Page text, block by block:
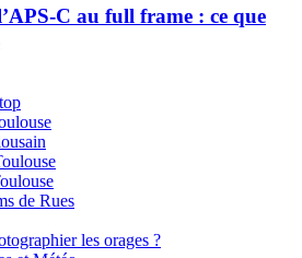
C au full frame : ce que
de Rues
les orages ?